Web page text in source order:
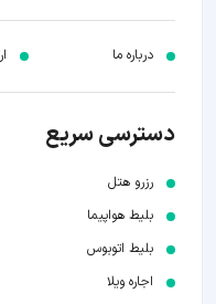
درباره ما
دسترسی سریع
رزرو هتل
بلیط هواپیما
بلیط اتوبوس
اجاره ویلا